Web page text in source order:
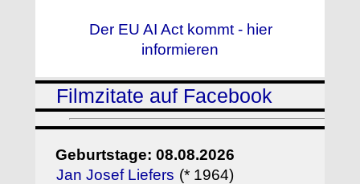
Der EU AI Act kommt - hier
informieren
Filmzitate auf Facebook
Geburtstage: 08.08.2026
Jan Josef Liefers (* 1964)